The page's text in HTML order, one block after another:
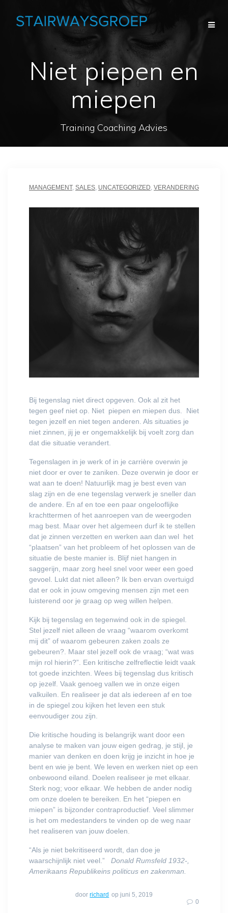
naar
de
inhoud
Niet piepen en
miepen
Training Coaching Advies
MANAGEMENT, SALES, UNCATEGORIZED, VERANDERING
Bij tegenslag niet direct opgeven. Ook al zit het
tegen geef niet op. Niet piepen en miepen dus. Niet
tegen jezelf en niet tegen anderen. Als situaties je
niet zinnen, jij je er ongemakkelijk bij voelt zorg dan
dat die situatie verandert.
Tegenslagen in je werk of in je carrière overwin je
niet door er over te zaniken. Deze overwin je door er
wat aan te doen! Natuurlijk mag je best even van
slag zijn en de ene tegenslag verwerk je sneller dan
de andere. En af en toe een paar ongelooflijke
krachttermen of het aanroepen van de weergoden
mag best. Maar over het algemeen durf ik te stellen
dat je zinnen verzetten en werken aan dan wel het
“plaatsen” van het probleem of het oplossen van de
situatie de beste manier is. Blijf niet hangen in
saggerijn, maar zorg heel snel voor weer een goed
gevoel. Lukt dat niet alleen? Ik ben ervan overtuigd
dat er ook in jouw omgeving mensen zijn met een
luisterend oor je graag op weg willen helpen.
Kijk bij tegenslag en tegenwind ook in de spiegel.
Stel jezelf niet alleen de vraag “waarom overkomt
mij dit” of waarom gebeuren zaken zoals ze
gebeuren?. Maar stel jezelf ook de vraag; “wat was
mijn rol hierin?”. Een kritische zelfreflectie leidt vaak
tot goede inzichten. Wees bij tegenslag dus kritisch
op jezelf. Vaak genoeg vallen we in onze eigen
valkuilen. En realiseer je dat als iedereen af en toe
in de spiegel zou kijken het leven een stuk
eenvoudiger zou zijn.
Die kritische houding is belangrijk want door een
analyse te maken van jouw eigen gedrag, je stijl, je
manier van denken en doen krijg je inzicht in hoe je
bent en wie je bent. We leven en werken niet op een
onbewoond eiland. Doelen realiseer je met elkaar.
Sterk nog; voor elkaar. We hebben de ander nodig
om onze doelen te bereiken. En het “piepen en
miepen” is bijzonder contraproductief. Veel slimmer
is het om medestanders te vinden op de weg naar
het realiseren van jouw doelen.
“Als je niet bekritiseerd wordt, dan doe je
waarschijnlijk niet veel.” Donald Rumsfeld 1932-,
Amerikaans Republikeins politicus en zakenman.
doorrichard op juni 5, 2019
0